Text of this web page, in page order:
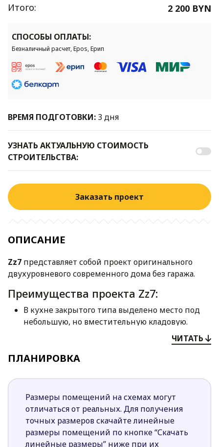
Итого: 2 200 BYN
СПОСОБЫ ОПЛАТЫ:
Безналичный расчет, Epos, Ерип
ВРЕМЯ ПОДГОТОВКИ: 3 дня
УЗНАТЬ АКТУАЛЬНУЮ СТОИМОСТЬ
СТРОИТЕЛЬСТВА:
Заказать проект
ОПИСАНИЕ
Zz7 представляет собой проект оригинального
двухуровневого современного дома без гаража.
Преимущества проекта Zz7:
В кухне закрытого типа выделено место под
небольшую, но вместительную кладовую.
В гостиной есть камин, создающий в дневной
Три комфортабельных просторных спальни
спальне имеется индивидуальный гардероб, а
в главной спальне их 2. кроме того, в главной
спальне предусмотрена и отдельная ванная
комната.
Размещать гостей удобно в спальне на первом
этаже. Из нее предусмотрен выход на террасу.
ЧИТАТЬ
ПЛАНИРОВКА
Размеры помещений на схемах могут
отличаться от реальных. Для получения
точных размеров скачайте линейные
размеры помещений по кнопке “Скачать
линейные размеры” ниже при их